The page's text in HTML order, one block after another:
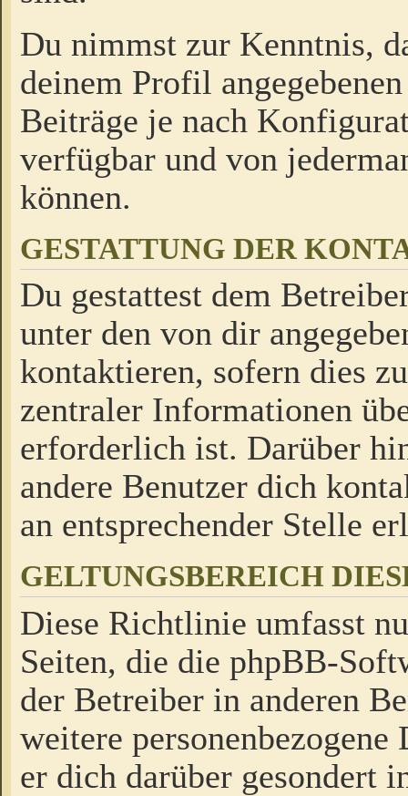
Du nimmst zur Kenntnis,
deinem Profil
Beiträge je nach
verfügbar und von
können.
GESTATTUNG DER
Du gestattest dem
unter den von dir
kontaktieren, sofern dies
zentraler Informationen
erforderlich ist. Darüber
andere Benutzer dich
an entsprechender Stelle
GELTUNGSBEREICH
Diese Richtlinie umfasst
Seiten, die die phpBB-
der Betreiber in anderen
weitere
er dich darüber gesondert